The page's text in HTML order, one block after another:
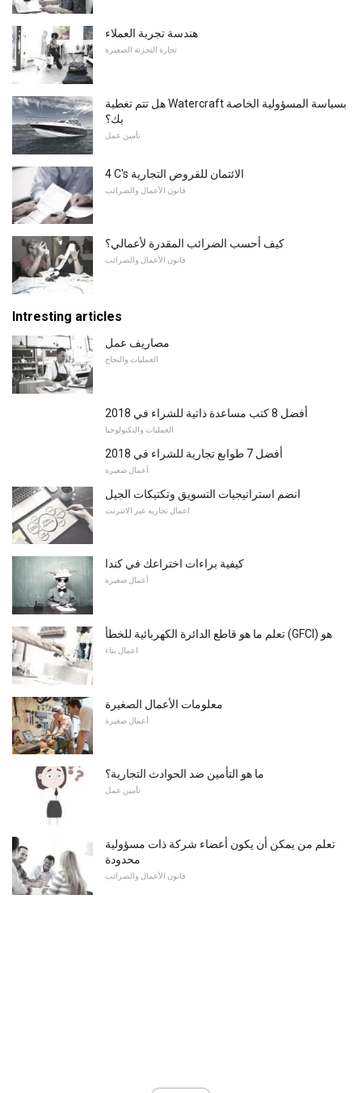
هندسة تجربة العملاء
تجارة التجزئة الصغيرة
هل تتم تغطية Watercraft بسياسة المسؤولية الخاصة
بك؟
تأمين عمل
4 C's الائتمان للقروض التجارية
قانون الأعمال والضرائب
كيف أحسب الضرائب المقدرة لأعمالي؟
قانون الأعمال والضرائب
Intresting articles
مصاريف عمل
العمليات والنجاح
أفضل 8 كتب مساعدة ذاتية للشراء في 2018
العمليات والتكنولوجيا
أفضل 7 طوابع تجارية للشراء في 2018
أعمال صغيرة
انضم استراتيجيات التسويق وتكتيكات الجيل
اعمال تجاريه عبر الانترنت
كيفية براءات اختراعك ​​في كندا
أعمال صغيرة
تعلم ما هو قاطع الدائرة الكهربائية للخطأ (GFCI) هو
اعمال بناء
معلومات الأعمال الصغيرة
أعمال صغيرة
ما هو التأمين ضد الحوادث التجارية؟
تأمين عمل
تعلم من يمكن أن يكون أعضاء شركة ذات مسؤولية
محدودة
قانون الأعمال والضرائب